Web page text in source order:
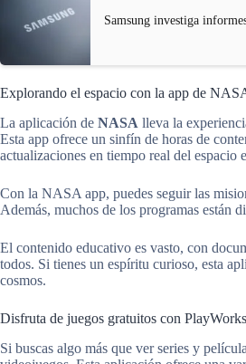
Samsung investiga
Explorando el espacio con la app de
La aplicación de NASA lleva la
Esta app ofrece un sinfín de horas de
actualizaciones en tiempo real del espacio
Con la NASA app, puedes seguir las
Además, muchos de los programas están
El contenido educativo es vasto, con
todos. Si tienes un espíritu curioso, esta
cosmos.
Disfruta de juegos gratuitos con PlayWorks
Si buscas algo más que ver series y